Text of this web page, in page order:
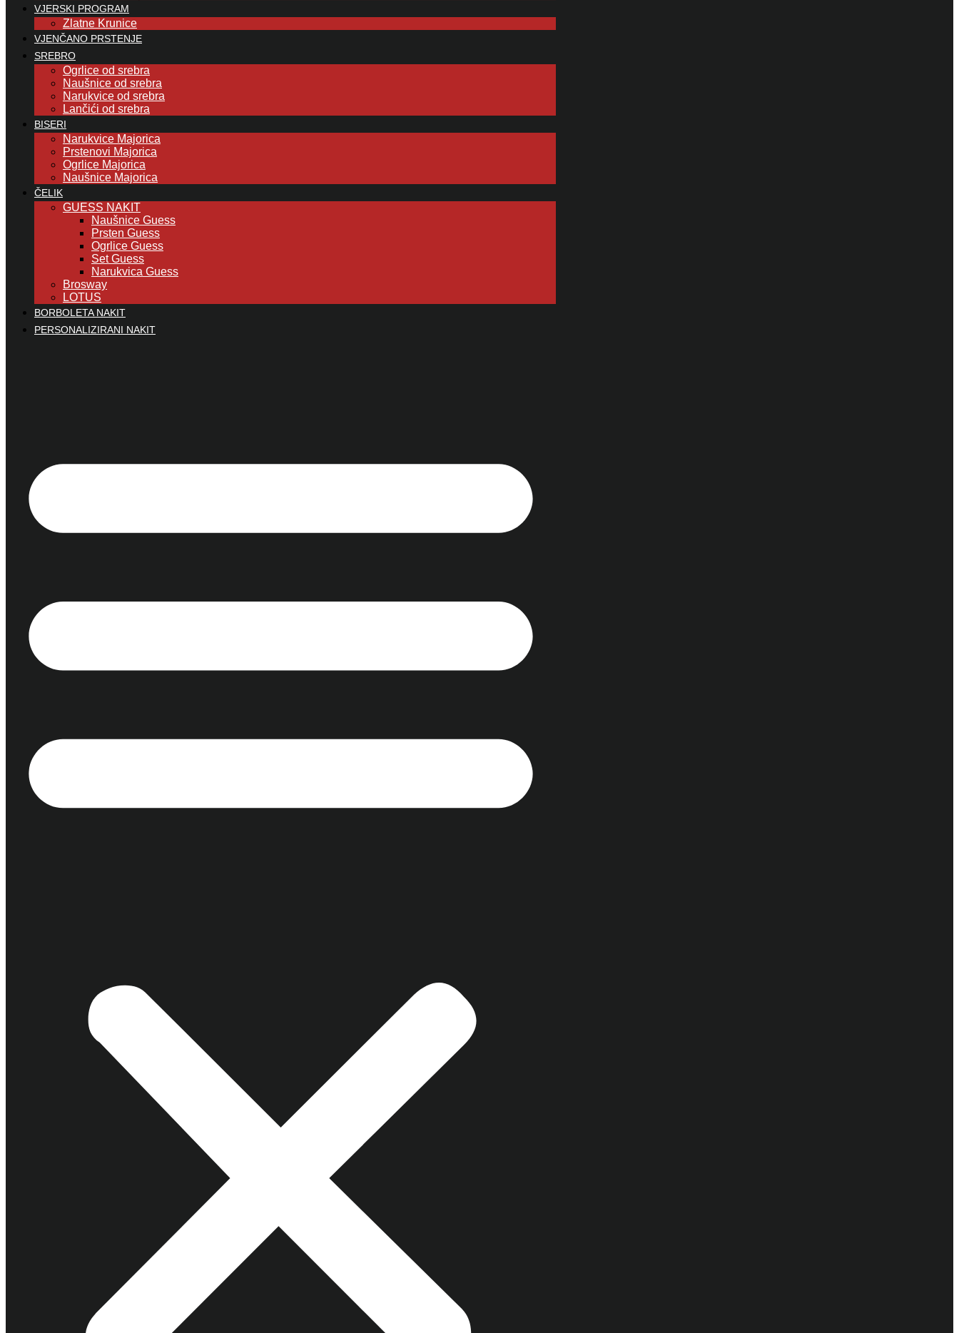
VJERSKI PROGRAM
Zlatne Krunice
VJENČANO PRSTENJE
SREBRO
Ogrlice od srebra
Naušnice od srebra
Narukvice od srebra
Lančići od srebra
BISERI
Narukvice Majorica
Prstenovi Majorica
Ogrlice Majorica
Naušnice Majorica
ČELIK
GUESS NAKIT
Naušnice Guess
Prsten Guess
Ogrlice Guess
Set Guess
Narukvica Guess
Brosway
LOTUS
BORBOLETA NAKIT
PERSONALIZIRANI NAKIT